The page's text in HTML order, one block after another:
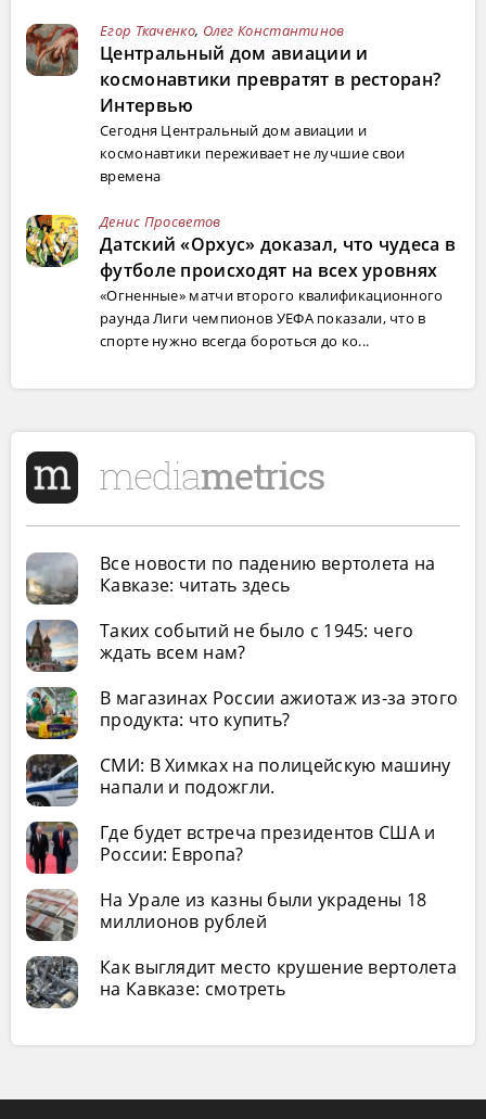
Егор Ткаченко, Олег Константинов
Центральный дом авиации и
космонавтики превратят в ресторан?
Интервью
Сегодня Центральный дом авиации и
космонавтики переживает не лучшие свои
времена
Денис Просветов
Датский «Орхус» доказал, что чудеса в
футболе происходят на всех уровнях
«Огненные» матчи второго квалификационного
раунда Лиги чемпионов УЕФА показали, что в
спорте нужно всегда бороться до ко...
Все новости по падению вертолета на
Кавказе: читать здесь
Таких событий не было с 1945: чего
ждать всем нам?
В магазинах России ажиотаж из-за этого
продукта: что купить?
СМИ: В Химках на полицейскую машину
напали и подожгли.
Где будет встреча президентов США и
России: Европа?
На Урале из казны были украдены 18
миллионов рублей
Как выглядит место крушение вертолета
на Кавказе: смотреть